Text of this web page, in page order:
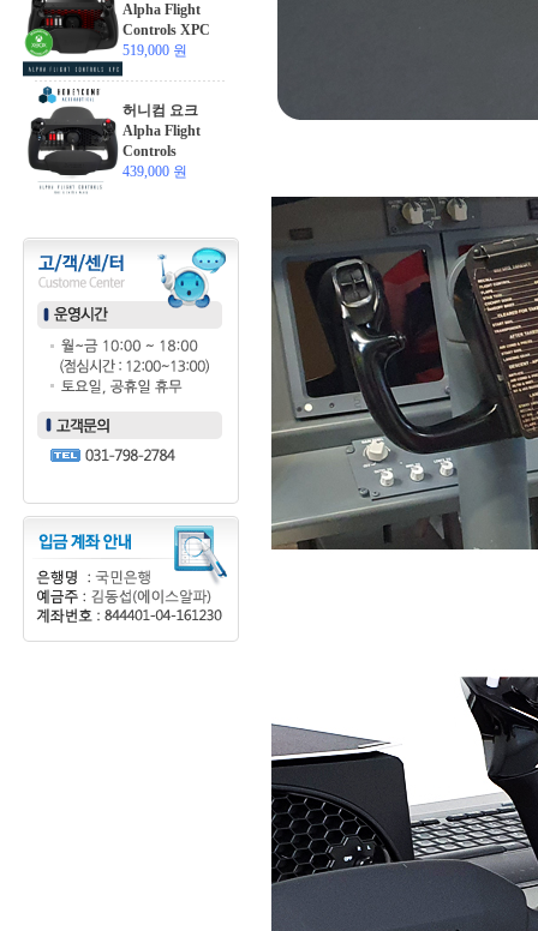
Alpha Flight
Controls XPC
519,000 원
허니컴 요크
Alpha Flight
Controls
439,000 원